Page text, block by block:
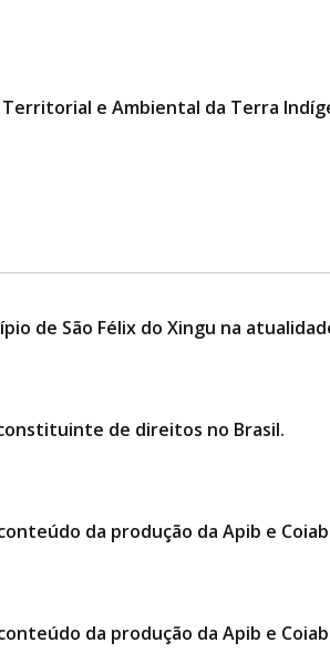
e Ambiental da Terra
de São Félix do Xingu na
de direitos no Brasil.
da produção da Apib e
da produção da Apib e